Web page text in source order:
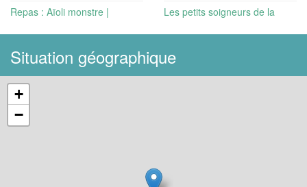
Repas : Aïoli monstre |
Les petits soigneurs de la
Situation géographique
+
−